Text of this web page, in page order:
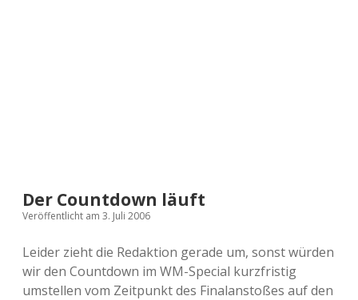
Der Countdown läuft
Veröffentlicht am 3. Juli 2006
Leider zieht die Redaktion gerade um, sonst würden
wir den Countdown im WM-Special kurzfristig
umstellen vom Zeitpunkt des Finalanstoßes auf den